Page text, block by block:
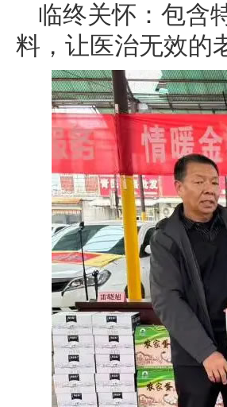
临终关怀：包含
料，让医治无效的